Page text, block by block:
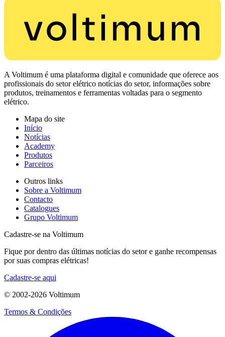
A Voltimum é uma plataforma digital e comunidade que oferece aos
profissionais do setor elétrico notícias do setor, informações sobre
produtos, treinamentos e ferramentas voltadas para o segmento
elétrico.
Mapa do site
Início
Notícias
Academy
Produtos
Parceiros
Outros links
Sobre a Voltimum
Contacto
Catalogues
Grupo Voltimum
Cadastre-se na Voltimum
Fique por dentro das últimas notícias do setor e ganhe recompensas
por suas compras elétricas!
Cadastre-se aqui
© 2002-2026 Voltimum
Termos & Condições